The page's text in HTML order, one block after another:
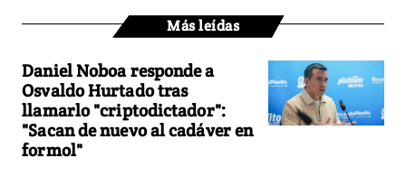
Más leídas
Daniel Noboa responde a
Osvaldo Hurtado tras
llamarlo "criptodictador":
"Sacan de nuevo al cadáver en
formol"